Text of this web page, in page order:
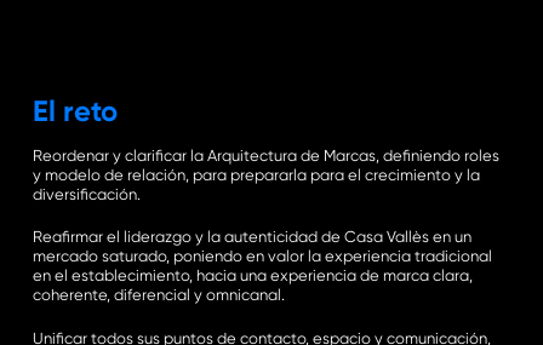
El reto
Reordenar y clarificar la Arquitectura de Marcas, definiendo roles
y modelo de relación, para prepararla para el crecimiento y la
diversificación.
Reafirmar el liderazgo y la autenticidad de Casa Vallès en un
mercado saturado, poniendo en valor la experiencia tradicional
en el establecimiento, hacia una experiencia de marca clara,
coherente, diferencial y omnicanal.
Unificar todos sus puntos de contacto, espacio y comunicación,